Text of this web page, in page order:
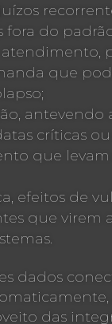
fora do
atendimento,
que
antevendo
críticas
que levam
efeitos de
que virem
dados
das